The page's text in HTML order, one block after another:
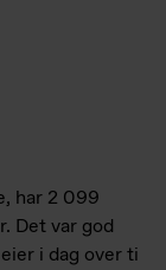
har 2 099
Det var god
i dag over ti